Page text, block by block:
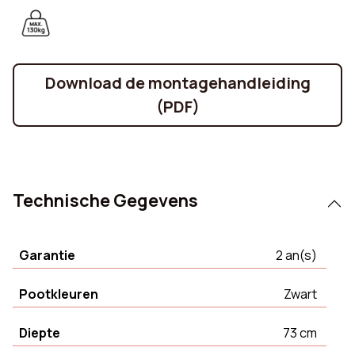
Download de montagehandleiding
(PDF)
Technische Gegevens
Garantie 2 an(s)
Pootkleuren Zwart
Diepte 73 cm